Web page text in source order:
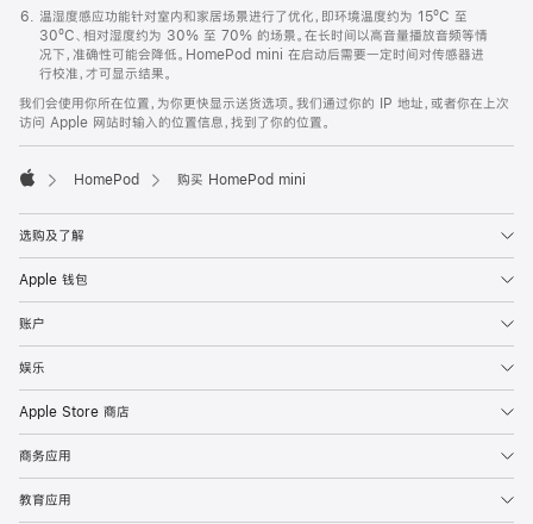
温湿度感应功能针对室内和家居场景进行了优化，即环境温度约为 15ºC 至
30ºC、相对湿度约为 30% 至 70% 的场景。在长时间以高音量播放音频等情
况下，准确性可能会降低。HomePod mini 在启动后需要一定时间对传感器进
行校准，才可显示结果。
我们会使用你所在位置，为你更快显示送货选项。我们通过你的 IP 地址，或者你在上次
访问 Apple 网站时输入的位置信息，找到了你的位置。
HomePod 购买 HomePod mini
选购及了解
Apple 钱包
账户
娱乐
Apple Store 商店
商务应用
教育应用